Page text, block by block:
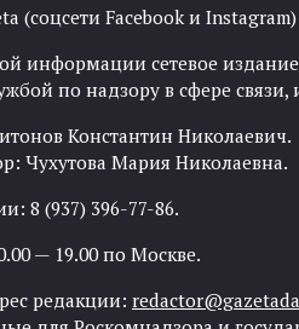
(соцсети Facebook и
информации сетевое
по надзору в сфере
Константин Николаевич.
Чухутова Мария Николаевна.
8 (937) 396-77-86.
— 19.00 по Москве.
редакции: